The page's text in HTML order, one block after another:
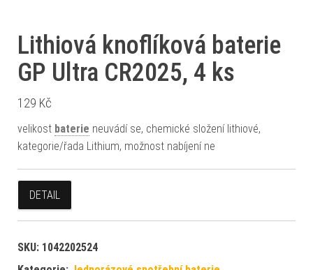
Lithiová knoflíková baterie
GP Ultra CR2025, 4 ks
129 Kč
velikost baterie neuvádí se, chemické složení lithiové,
kategorie/řada Lithium, možnost nabíjení ne
DETAIL
SKU: 1042202524